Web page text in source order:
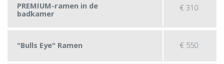
PREMIUM-ramen in de
badkamer
€ 310
"Bulls Eye" Ramen € 550